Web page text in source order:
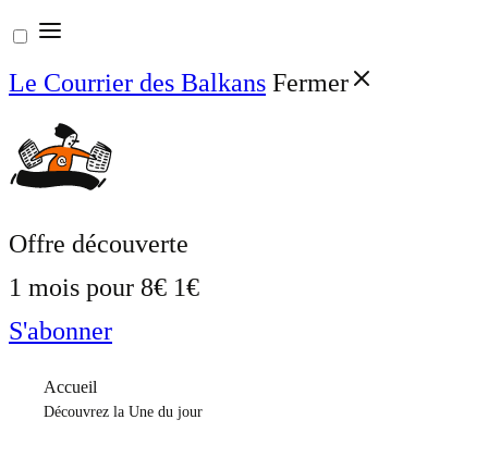
Aller
au
contenu
Le Courrier des Balkans Fermer
Offre découverte
1 mois pour 8€ 1€
S'abonner
Accueil
Découvrez la Une du jour